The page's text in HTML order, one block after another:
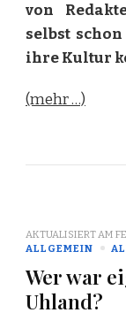
von
selbst
ihre Kultur
(mehr …)
AKTUALISIERT AM
ALLGEMEIN
Wer war
Uhland?